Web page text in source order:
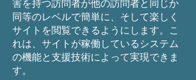
害を持つ訪問者が他の訪問者と同じか
同等のレベルで簡単に、そして楽しく
サイトを閲覧できるようにします。こ
れは、サイトが稼働しているシステム
の機能と支援技術によって実現できま
す。